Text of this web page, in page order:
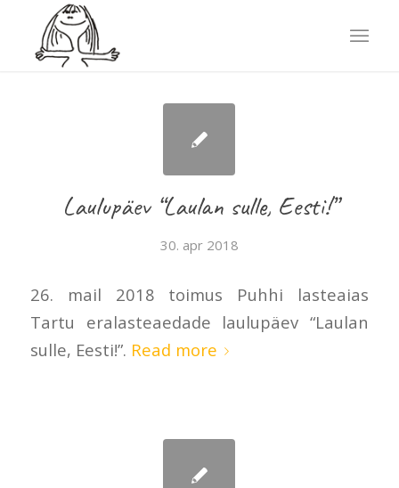
Laulupäev “Laulan sulle, Eesti!”
30. apr 2018
26. mail 2018 toimus Puhhi lasteaias
Tartu eralasteaedade laulupäev “Laulan
sulle, Eesti!”. Read more